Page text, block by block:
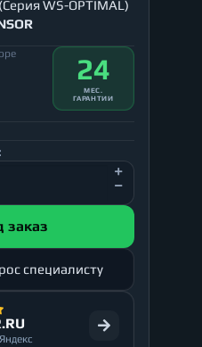
WS-OPTIMAL)
24
МЕС.
ГАРАНТИИ
заказ
специалисту